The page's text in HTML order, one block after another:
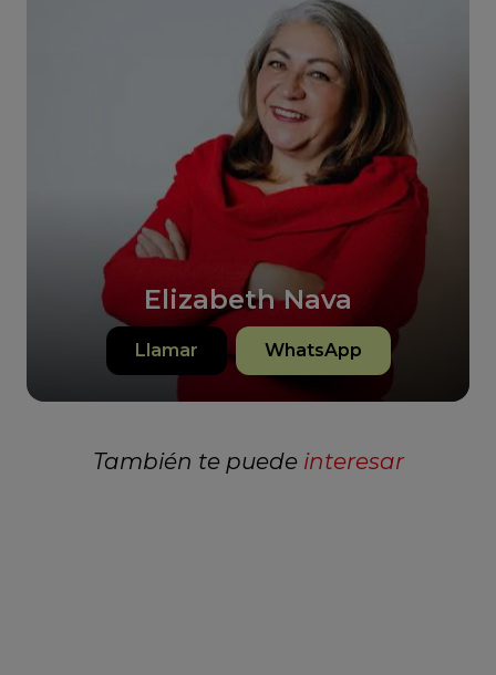
Elizabeth Nava
Llamar WhatsApp
También te puede interesar